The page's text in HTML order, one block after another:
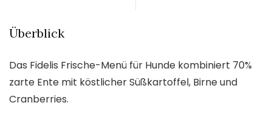
Überblick
Das Fidelis Frische-Menü für Hunde kombiniert 70%
zarte Ente mit köstlicher Süßkartoffel, Birne und
Cranberries.